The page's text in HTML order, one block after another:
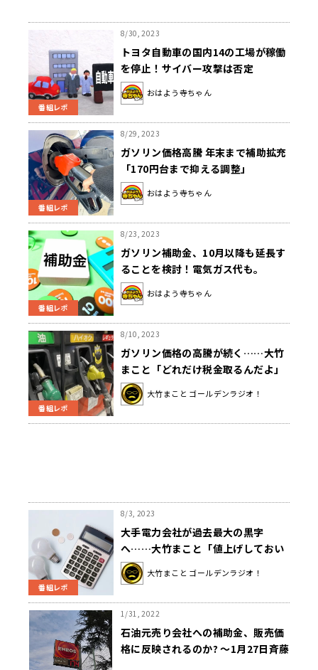
番組レポ
8/30, 2023
トヨタ自動車の国内14の工場が稼働
を停止！サイバー攻撃は否定
おはよう寺ちゃん
番組レポ
8/29, 2023
ガソリン価格高騰 年末まで補助拡充
「170円台まで抑える調整」
おはよう寺ちゃん
番組レポ
8/23, 2023
ガソリン補助金、10月以降も延長す
ることを検討！電気ガス代も。
おはよう寺ちゃん
番組レポ
8/10, 2023
ガソリン価格の高騰が続く……大竹
まこと「どれだけ税金取るんだよ」
大竹まこと ゴールデンラジオ！
番組レポ
8/3, 2023
大手電力会社が過去最大の黒字
へ……大竹まこと「値上げしておい
て？」「ふざけんなよ、死活問題だ
から」
大竹まこと ゴールデンラジオ！
1/31, 2022
石油元売り会社への補助金、販売価
格に反映されるのか? ～1月27日斉藤